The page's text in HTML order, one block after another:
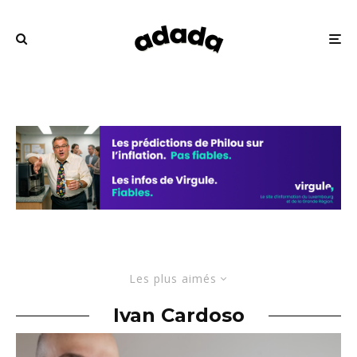
Les plus aimés
Ivan Cardoso